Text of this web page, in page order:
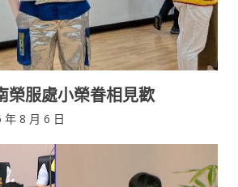
榮服處小榮眷相見歡
年 8 月 6 日